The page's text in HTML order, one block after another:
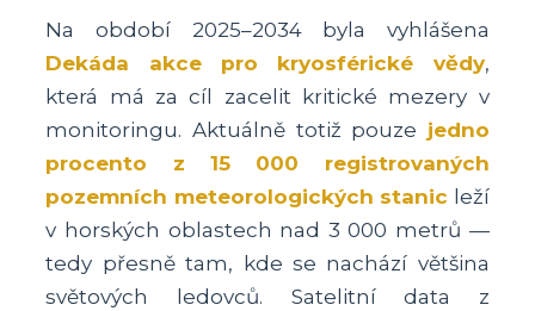
Na období 2025–2034 byla vyhlášena
Dekáda akce pro kryosférické vědy,
která má za cíl zacelit kritické mezery v
monitoringu. Aktuálně totiž pouze jedno
procento z 15 000 registrovaných
pozemních meteorologických stanic leží
v horských oblastech nad 3 000 metrů —
tedy přesně tam, kde se nachází většina
světových ledovců. Satelitní data z